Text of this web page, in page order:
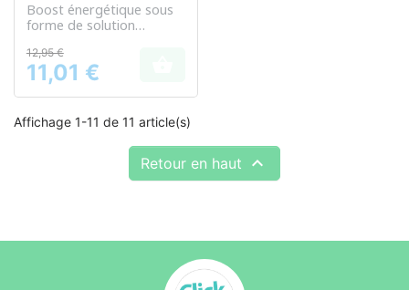
Boost énergétique sous
forme de solution
de fatigue passagère.
Prix
12,95 €
11,01 €
Affichage 1-11 de 11 article(s)
Retour en haut 